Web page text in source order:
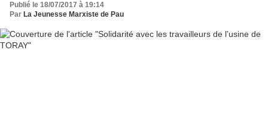
Publié le 18/07/2017 à 19:14
Par La Jeunesse Marxiste de Pau